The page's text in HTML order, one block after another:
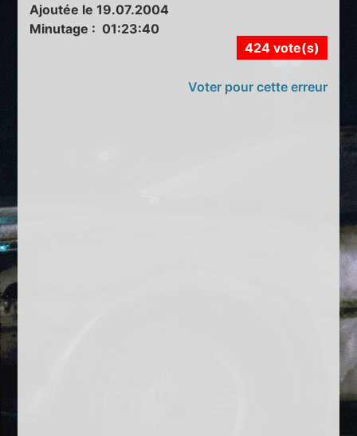
Ajoutée le 19.07.2004
Minutage : 01:23:40
424 vote(s)
Voter pour cette erreur